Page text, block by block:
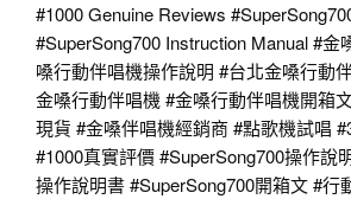
#1000Genuine Reviews
#SuperSong700 Instruction Manual#金
嗓行動伴唱機操作說明 #台北金嗓行動
金嗓行動伴唱機 #金嗓行動伴唱機開箱
現貨 #金嗓伴唱機經銷商 #點歌機試唱
#1000真實評價#SuperSong700操作說
操作說明書#SuperSong700開箱文#行